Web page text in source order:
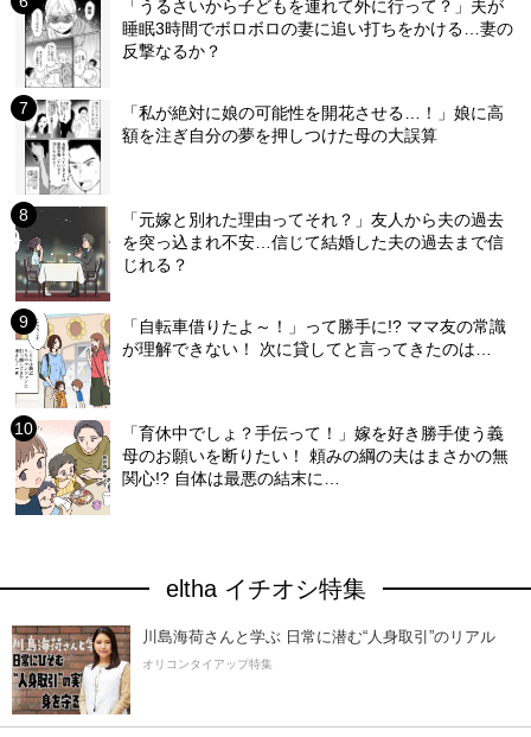
「うるさいから子どもを連れて外に行って？」夫が
睡眠3時間でボロボロの妻に追い打ちをかける…妻の
反撃なるか？
「私が絶対に娘の可能性を開花させる…！」娘に高
額を注ぎ自分の夢を押しつけた母の大誤算
「元嫁と別れた理由ってそれ？」友人から夫の過去
を突っ込まれ不安…信じて結婚した夫の過去まで信
じれる？
「自転車借りたよ～！」って勝手に!? ママ友の常識
が理解できない！ 次に貸してと言ってきたのは…
「育休中でしょ？手伝って！」嫁を好き勝手使う義
母のお願いを断りたい！ 頼みの綱の夫はまさかの無
関心!? 自体は最悪の結末に…
eltha イチオシ特集
川島海荷さんと学ぶ 日常に潜む“人身取引”のリアル
オリコンタイアップ特集